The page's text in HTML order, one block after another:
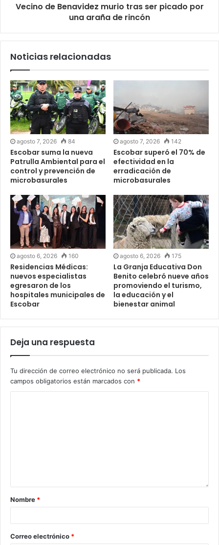
Vecino de Benavidez murio tras ser picado por
una araña de rincón
Noticias relacionadas
agosto 7, 2026 84
Escobar suma la nueva
Patrulla Ambiental para el
control y prevención de
microbasurales
agosto 7, 2026 142
Escobar superó el 70% de
efectividad en la
erradicación de
microbasurales
agosto 6, 2026 160
Residencias Médicas:
nuevos especialistas
egresaron de los
hospitales municipales de
Escobar
agosto 6, 2026 175
La Granja Educativa Don
Benito celebró nueve años
promoviendo el turismo,
la educación y el
bienestar animal
Deja una respuesta
Tu dirección de correo electrónico no será publicada. Los
campos obligatorios están marcados con *
Nombre *
Correo electrónico *